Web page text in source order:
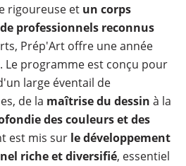
rigoureuse et un corps
professionnels reconnus
Prép'Art offre une année
programme est conçu pour
large éventail de
de la maîtrise du dessin à la
des couleurs et des
est mis sur le développement
riche et diversifié, essentiel